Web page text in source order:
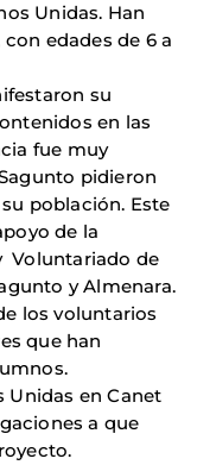
Unidas. Han
edades de 6 a
su
en las
fue muy
pidieron
población. Este
de la
Voluntariado de
y Almenara.
los voluntarios
que han
Unidas en Canet
a que